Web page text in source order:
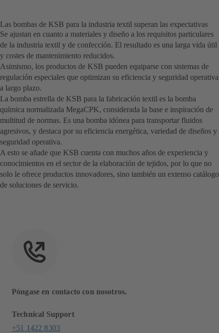
Las bombas de KSB para la industria textil superan las expectativas
Se ajustan en cuanto a materiales y diseño a los requisitos particulares
de la industria textil y de confección. El resultado es una larga vida útil
y costes de mantenimiento reducidos.
Asimismo, los productos de KSB pueden equiparse con sistemas de
regulación especiales que optimizan su eficiencia y seguridad operativa
a largo plazo.
La bomba estrella de KSB para la fabricación textil es la bomba
química normalizada MegaCPK, considerada la base e inspiración de
multitud de normas. Es una bomba idónea para transportar fluidos
agresivos, y destaca por su eficiencia energética, variedad de diseños y
seguridad operativa.
A esto se añade que KSB cuenta con muchos años de experiencia y
conocimientos en el sector de la elaboración de tejidos, por lo que no
solo le ofrece productos innovadores, sino también un extenso catálogo
de soluciones de servicio.
Póngase en contacto con nosotros.
Technical Support
+51 1422 8303